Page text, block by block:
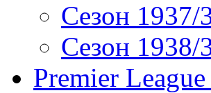
Сезон 1937/
Сезон 1938/
Premier